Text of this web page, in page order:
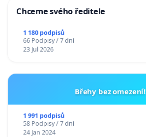
Chceme svého ředitele
1 180 podpisů
66 Podpisy / 7 dní
23 Jul 2026
Břehy bez omezení!
1 991 podpisů
58 Podpisy / 7 dní
24 Jan 2024